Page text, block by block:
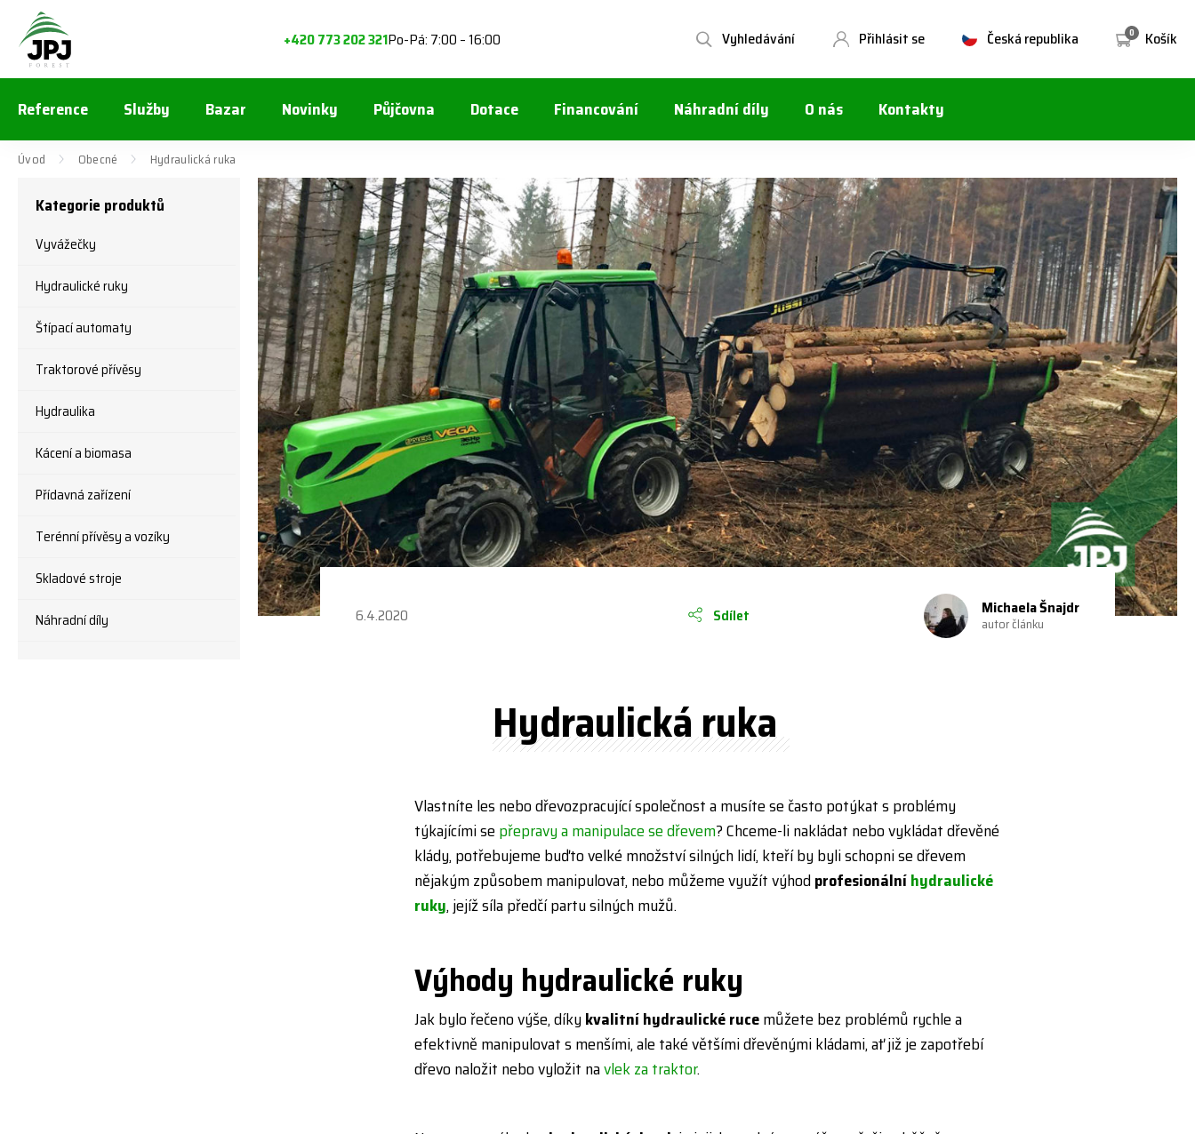
+420 773 202 321Po-Pá: 7:00 – 16:00 0 Košík
Česká republika
Přihlásit se
Vyhledávání
Reference Služby Bazar Novinky Půjčovna Dotace Financování Náhradní díly O nás Kontakty
Úvod Obecné Hydraulická ruka
Kategorie produktů
Vyvážečky
Hydraulické ruky
Štípací automaty
Traktorové přívěsy
Hydraulika
Kácení a biomasa
Přídavná zařízení
Terénní přívěsy a vozíky
Skladové stroje
Náhradní díly
6.4.2020 Sdílet Michaela Šnajdr
autor článku
Hydraulická ruka
Vlastníte les nebo dřevozpracující společnost a musíte se často potýkat s problémy
týkajícími se přepravy a manipulace se dřevem? Chceme-li nakládat nebo vykládat dřevěné
klády, potřebujeme buďto velké množství silných lidí, kteří by byli schopni se dřevem
nějakým způsobem manipulovat, nebo můžeme využít výhodprofesionálníhydraulické
ruky, jejíž síla předčí partu silných mužů.
Výhody hydraulické ruky
Jak bylo řečeno výše, díkykvalitní hydraulické rucemůžete bez problémů rychle a
efektivně manipulovat s menšími, ale také většími dřevěnými kládami, ať již je zapotřebí
dřevo naložit nebo vyložit navlek za traktor.